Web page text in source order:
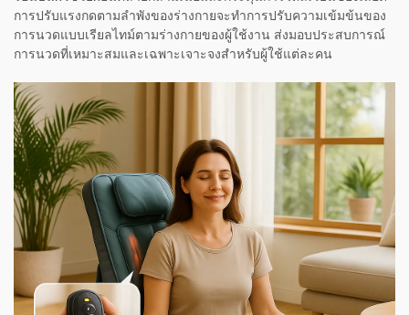
การปรับแรงกดตามลำพังของร่างกายจะทำการปรับความเข้มข้นของ
การนวดแบบเรียลไทม์ตามร่างกายของผู้ใช้งาน ส่งมอบประสบการณ์
การนวดที่เหมาะสมและเฉพาะเจาะจงสำหรับผู้ใช้แต่ละคน